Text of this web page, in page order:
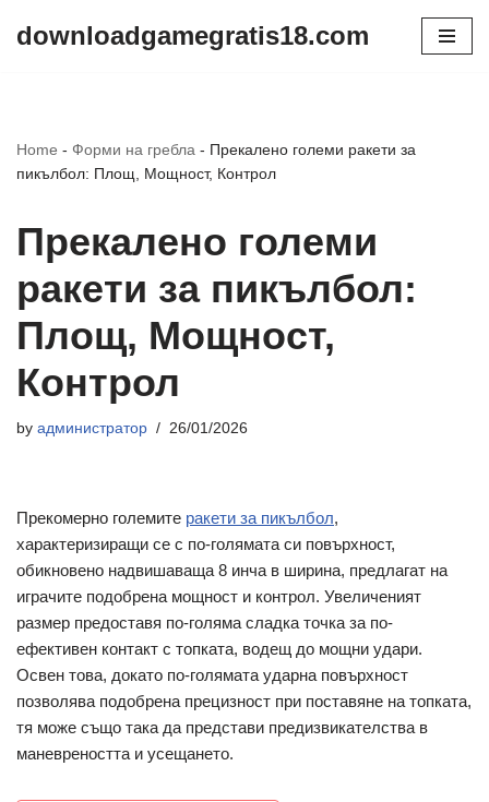
downloadgamegratis18.com
Home - Форми на гребла - Прекалено големи ракети за
пикълбол: Площ, Мощност, Контрол
Прекалено големи
ракети за пикълбол:
Площ, Мощност,
Контрол
by администратор 26/01/2026
Прекомерно големите ракети за пикълбол,
характеризиращи се с по-голямата си повърхност,
обикновено надвишаваща 8 инча в ширина, предлагат на
играчите подобрена мощност и контрол. Увеличеният
размер предоставя по-голяма сладка точка за по-
ефективен контакт с топката, водещ до мощни удари.
Освен това, докато по-голямата ударна повърхност
позволява подобрена прецизност при поставяне на топката,
тя може също така да представи предизвикателства в
маневреността и усещането.